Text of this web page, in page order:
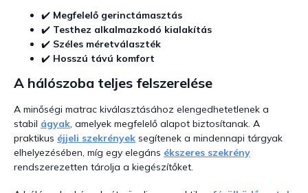
i
✔️ Megfelelő gerinctámasztás
✔️ Testhez alkalmazkodó kialakítás
✔️ Széles méretválaszték
✔️ Hosszú távú komfort
A hálószoba teljes felszerelése
A minőségi matrac kiválasztásához elengedhetetlenek a
stabil ágyak, amelyek megfelelő alapot biztosítanak. A
praktikus éjjeli szekrények segítenek a mindennapi tárgyak
elhelyezésében, míg egy elegáns ékszeres szekrény
rendszerezetten tárolja a kiegészítőket.